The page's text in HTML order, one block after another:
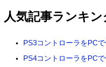
対
象
人気記事ランキン
PS3コントローラをPC
PS4コントローラをPC